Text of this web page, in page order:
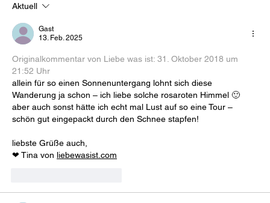
Sonnenuntergang und Sonnenaufgang
Aktuell
Gast
13. Feb. 2025
Originalkommentar von Liebe was ist: 31. Oktober 2018 um
21:52 Uhr
allein für so einen Sonnenuntergang lohnt sich diese
Wanderung ja schon – ich liebe solche rosaroten Himmel 🙂
aber auch sonst hätte ich echt mal Lust auf so eine Tour –
schön gut eingepackt durch den Schnee stapfen!
liebste Grüße auch,
❤ Tina von liebewasist.com